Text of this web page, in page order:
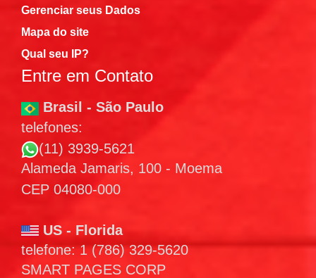
Gerenciar seus Dados
Mapa do site
Qual seu IP?
Entre em Contato
Brasil - São Paulo
telefones:
(11) 3939-5621
Alameda Jamaris, 100 - Moema
CEP 04080-000
US - Florida
telefone: 1 (786) 329-5620
SMART PAGES CORP